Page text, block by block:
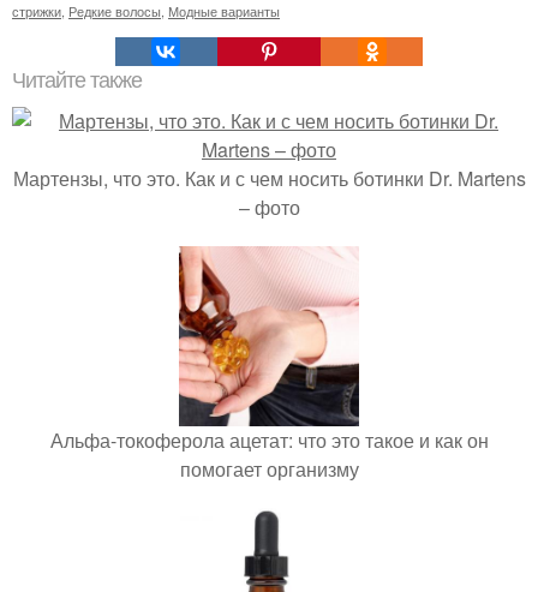
стрижки Редкие волосы Модные варианты
Читайте также
Мартензы, что это. Как и с чем носить ботинки Dr. Martens
– фото
Альфа-токоферола ацетат: что это такое и как он
помогает организму